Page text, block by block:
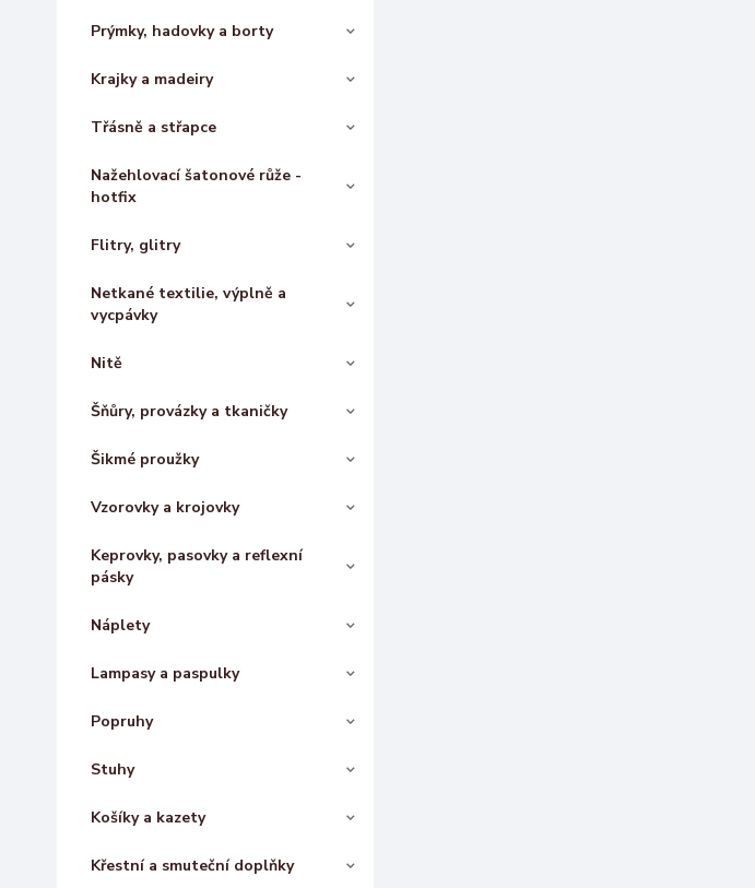
Prýmky, hadovky a borty
Krajky a madeiry
Třásně a střapce
Nažehlovací šatonové růže -
hotfix
Flitry, glitry
Netkané textilie, výplně a
vycpávky
Nitě
Šňůry, provázky a tkaničky
Šikmé proužky
Vzorovky a krojovky
Keprovky, pasovky a reflexní
pásky
Náplety
Lampasy a paspulky
Popruhy
Stuhy
Košíky a kazety
Křestní a smuteční doplňky